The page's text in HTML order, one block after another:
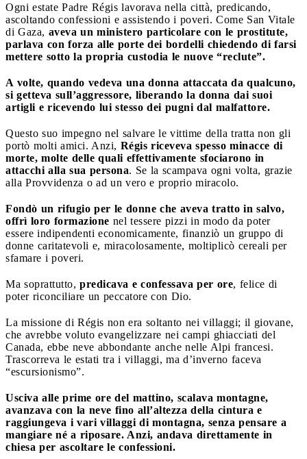
Ogni estate Padre Régis lavorava nella città, predicando,
ascoltando confessioni e assistendo i poveri. Come San Vitale
di Gaza, aveva un ministero particolare con le prostitute,
parlava con forza alle porte dei bordelli chiedendo di farsi
mettere sotto la propria custodia le nuove “reclute”.
A volte, quando vedeva una donna attaccata da qualcuno,
si getteva sull’aggressore, liberando la donna dai suoi
artigli e ricevendo lui stesso dei pugni dal malfattore.
Questo suo impegno nel salvare le vittime della tratta non gli
portò molti amici. Anzi, Régis riceveva spesso minacce di
morte, molte delle quali effettivamente sfociarono in
attacchi alla sua persona. Se la scampava ogni volta, grazie
alla Provvidenza o ad un vero e proprio miracolo.
Fondò un rifugio per le donne che aveva tratto in salvo,
offrì loro formazione nel tessere pizzi in modo da poter
essere indipendenti economicamente, finanziò un gruppo di
donne caritatevoli e, miracolosamente, moltiplicò cereali per
sfamare i poveri.
Ma soprattutto, predicava e confessava per ore, felice di
poter riconciliare un peccatore con Dio.
La missione di Régis non era soltanto nei villaggi; il giovane,
che avrebbe voluto evangelizzare nei campi ghiacciati del
Canada, ebbe neve abbondante anche nelle Alpi francesi.
Trascorreva le estati tra i villaggi, ma d’inverno faceva
“escursionismo”.
Usciva alle prime ore del mattino, scalava montagne,
avanzava con la neve fino all’altezza della cintura e
raggiungeva i vari villaggi di montagna, senza pensare a
mangiare né a riposare. Anzi, andava direttamente in
chiesa per ascoltare le confessioni.